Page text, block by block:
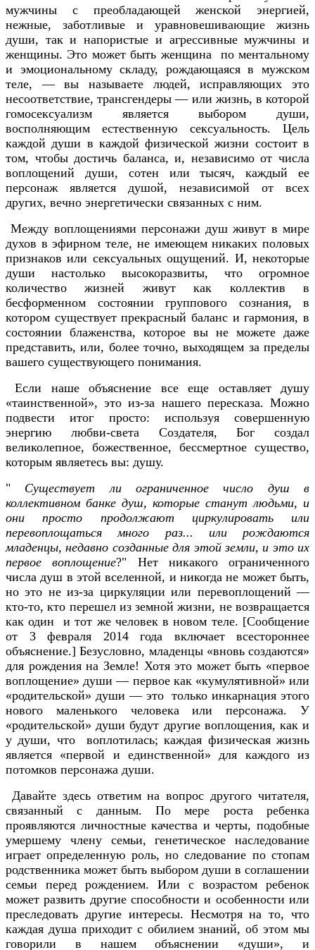
мужчины с преобладающей женской энергией,
нежные, заботливые и уравновешивающие жизнь
души, так и напористые и агрессивные мужчины и
женщины. Это может быть женщина по ментальному
и эмоциональному складу, рождающаяся в мужском
теле, — вы называете людей, исправляющих это
несоответствие, трансгендеры — или жизнь, в которой
гомосексуализм является выбором души,
восполняющим естественную сексуальность. Цель
каждой души в каждой физической жизни состоит в
том, чтобы достичь баланса, и, независимо от числа
воплощений души, сотен или тысяч, каждый ее
персонаж является душой, независимой от всех
других, вечно энергетически связанных с ним.
Между воплощениями персонажи душ живут в мире
духов в эфирном теле, не имеющем никаких половых
признаков или сексуальных ощущений. И, некоторые
души настолько высокоразвиты, что огромное
количество жизней живут как коллектив в
бесформенном состоянии группового сознания, в
котором существует прекрасный баланс и гармония, в
состоянии блаженства, которое вы не можете даже
представить, или, более точно, выходящем за пределы
вашего существующего понимания.
Если наше объяснение все еще оставляет душу
«таинственной», это из-за нашего пересказа. Можно
подвести итог просто: используя совершенную
энергию любви-света Создателя, Бог создал
великолепное, божественное, бессмертное существо,
которым являетесь вы: душу.
" Существует ли ограниченное число душ в
коллективном банке душ, которые станут людьми, и
они просто продолжают циркулировать или
перевоплощаться много раз... или рождаются
младенцы, недавно созданные для этой земли, и это их
первое воплощение?" Нет никакого ограниченного
числа душ в этой вселенной, и никогда не может быть,
но это не из-за циркуляции или перевоплощений —
кто-то, кто перешел из земной жизни, не возвращается
как один и тот же человек в новом теле. [Сообщение
от 3 февраля 2014 года включает всестороннее
объяснение.] Безусловно, младенцы «вновь создаются»
для рождения на Земле! Хотя это может быть «первое
воплощение» души — первое как «кумулятивной» или
«родительской» души — это только инкарнация этого
нового маленького человека или персонажа. У
«родительской» души будут другие воплощения, как и
у души, что воплотилась; каждая физическая жизнь
является «первой и единственной» для каждого из
потомков персонажа души.
Давайте здесь ответим на вопрос другого читателя,
связанный с данным. По мере роста ребенка
проявляются личностные качества и черты, подобные
умершему члену семьи, генетическое наследование
играет определенную роль, но следование по стопам
родственника может быть выбором души в соглашении
семьи перед рождением. Или с возрастом ребенок
может развить другие способности и особенности или
преследовать другие интересы. Несмотря на то, что
каждая душа приходит с обилием знаний, об этом мы
говорили в нашем объяснении «души», и